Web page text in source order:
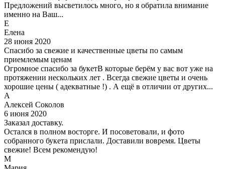
Предложений высветилось много, но я обратила внимание
именно на Ваш...
Е
Елена
28 июня 2020
Спасибо за свежие и качественные цветы по самым
приемлемым ценам
Огромное спасибо за букетВ которые берём у вас вот уже на
протяжении нескольких лет . Всегда свежие цветы и очень
хорошие цены ( адекватные !) . А ещё в отличии от других...
А
Алексей Соколов
6 июня 2020
Заказал доставку.
Остался в полном восторге. И посоветовали, и фото
собранного букета прислали. Доставили вовремя. Цветы
свежие! Всем рекомендую!
М